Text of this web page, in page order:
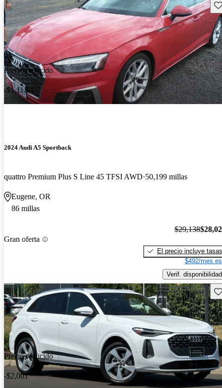
Precio reducido
-$1,111
2024 Audi A5 Sportback
quattro Premium Plus S Line 45 TFSI AWD 50,199 millas
Eugene, OR
86 millas
Gran oferta
$29,138
El precio incluye tasas
$492/mes
Verif. disponibilidad
Precio reducido
-$2,001